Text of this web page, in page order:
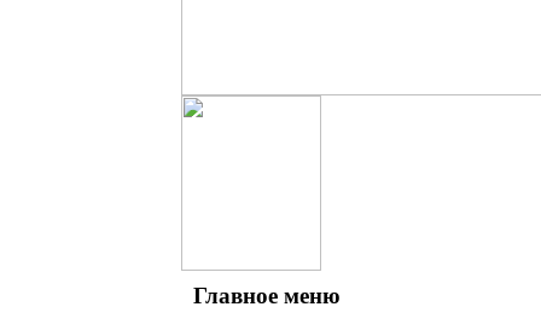
Главное меню